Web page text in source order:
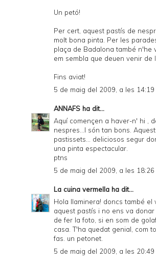
Un petó!
Per cert, aquest pastís de
molt bona pinta. Per les
plaça de Badalona també n'he
em sembla que deuen venir de
Fins aviat!
5 de maig del 2009, a les 14:19
ANNAFS ha dit...
Aquí començen a haver-n' hi ,
nespres...I són tan bons.
pastissets... deliciosos segur
una pinta espectacular.
ptns
5 de maig del 2009, a les 18:26
La cuina vermella ha dit...
Hola llaminera! doncs també el
aquest pastís i no ens va donar
de fer la foto, si en som de
casa. T'ha quedat genial, com
fas. un petonet.
5 de maig del 2009, a les 20:49